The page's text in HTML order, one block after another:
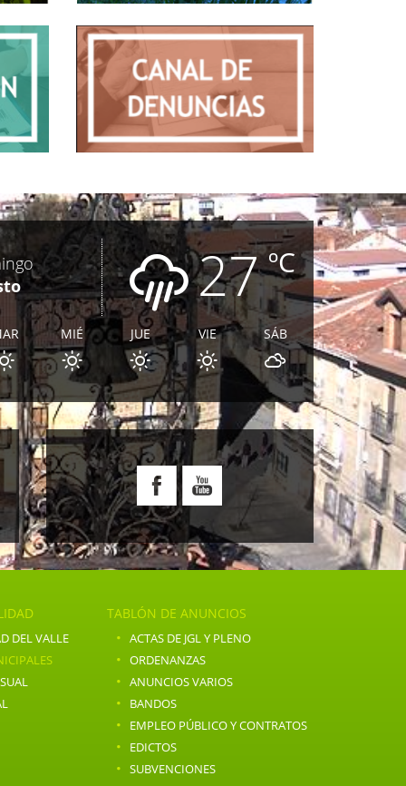
ºC
27
MIÉ JUE VIE SÁB
DEL VALLE
TABLÓN DE ANUNCIOS
· ACTAS DE JGL Y PLENO
· ORDENANZAS
· ANUNCIOS VARIOS
· BANDOS
· EMPLEO PÚBLICO Y CONTRATOS
· EDICTOS
· SUBVENCIONES